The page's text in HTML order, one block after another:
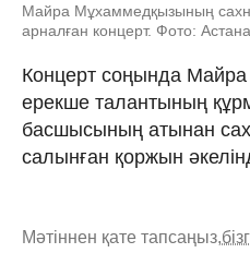
Майра Мұхаммедқызының
арналған концерт. Фото:
Концерт соңында
ерекше талантының
басшысының атынан
салынған қоржын
Мәтіннен қате тапсаңыз,